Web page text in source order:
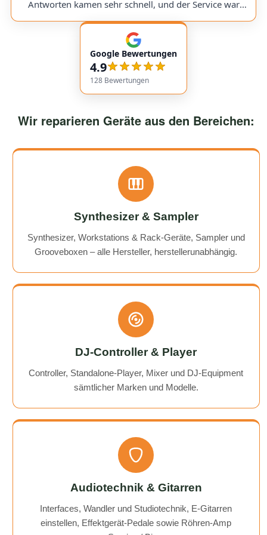
Antworten kamen sehr schnell, und der Service war
empfehlenswert! Very friendly and professional
communication. Responses came very quickly, and the
service overall was extremely friendly and reliable.
Highly recommended!
Google Bewertungen
4.9
128 Bewertungen
Wir reparieren Geräte aus den Bereichen:
Synthesizer & Sampler
Synthesizer, Workstations & Rack-Geräte, Sampler und
Grooveboxen – alle Hersteller, herstellerunabhängig.
DJ-Controller & Player
Controller, Standalone-Player, Mixer und DJ-Equipment
sämtlicher Marken und Modelle.
Audiotechnik & Gitarren
Interfaces, Wandler und Studiotechnik, E-Gitarren
einstellen, Effektgerät-Pedale sowie Röhren-Amp